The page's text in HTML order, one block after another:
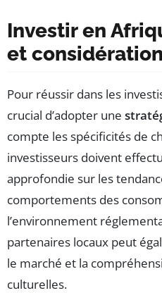
Investir en
et
Pour réussir dans les
crucial d’adopter une
compte les spécificités de
investisseurs doivent
approfondie sur les
comportements des
l’environnement
partenaires locaux peut
le marché et la
culturelles.